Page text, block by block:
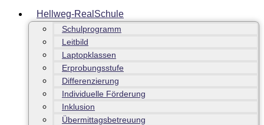
Hellweg-RealSchule
Schulprogramm
Leitbild
Laptopklassen
Erprobungsstufe
Differenzierung
Individuelle Förderung
Inklusion
Übermittagsbetreuung